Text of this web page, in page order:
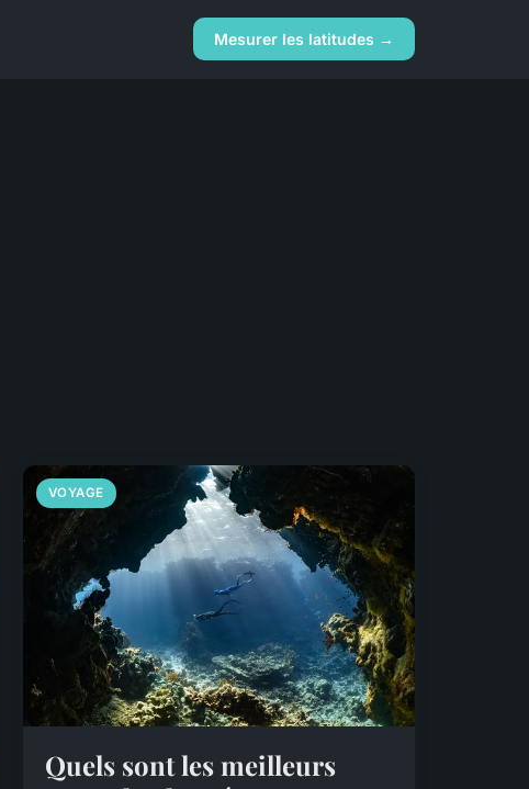
Mesurer les latitudes →
VOYAGE
Quels sont les meilleurs